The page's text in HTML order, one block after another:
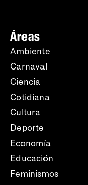
Áreas
Ambiente
Carnaval
Ciencia
Cotidiana
Cultura
Deporte
Economía
Educación
Feminismos